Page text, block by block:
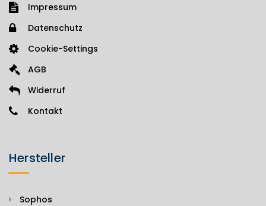
Impressum
Datenschutz
Cookie-Settings
AGB
Widerruf
Kontakt
Hersteller
Sophos